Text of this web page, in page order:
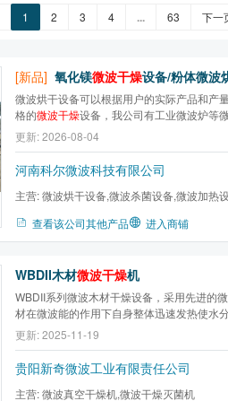
1 2 3 4 ... 63 下一
[新品] 氧化镁微波干燥设备/粉体微波烘干设
微波烘干设备可以根据用户的实际产品和产
格的微波干燥设备，我公司有工业微波炉等
免费提供现场生产cao作，并结合用户产品
务，欢迎新老朋友前来考察、洽谈。设备大
量来设计制造。153-4394-8258 176-1328-
更新: 2026-08-04
河南科尔微波科技有限公司
主营:微波烘干设备,微波杀菌设备,微波加热
查看该公司其他产品 进入商铺
WBDII木材微波干燥机
WBDII系列微波木材干燥设备，采用先进的
材在微波能的作用下自身整体迅速发热使水
的。
更新: 2025-11-19
贵阳新奇微波工业有限责任公司
主营:微波真空干燥机,微波干燥灭菌机